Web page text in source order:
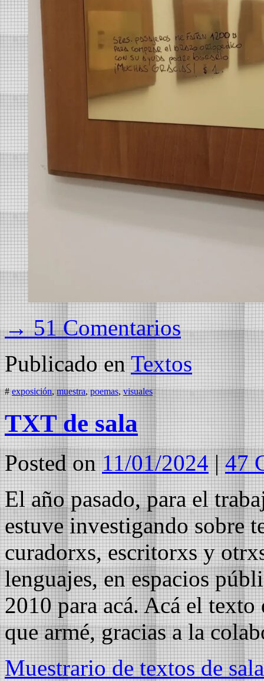
→ 51 Comentarios
Publicado en Textos
# exposición,muestra,poemas,visuales
TXT de sala
Posted on 11/01/2024 | 47
El año pasado, para el
estuve investigando sobre
curadorxs, escritorxs y
lenguajes, en espacios
2010 para acá. Acá el
que armé, gracias a la
Muestrario de textos de